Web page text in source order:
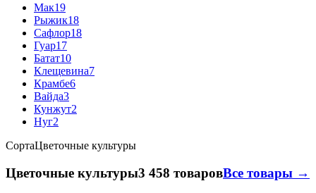
Мак19
Рыжик18
Сафлор18
Гуар17
Батат10
Клещевина7
Крамбе6
Вайда3
Кунжут2
Нуг2
СортаЦветочные культуры
Цветочные культуры3 458 товаровВсе товары →